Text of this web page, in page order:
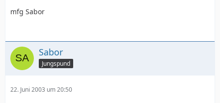
mfg Sabor
Sabor
Jungspund
22. Juni 2003 um 20:50